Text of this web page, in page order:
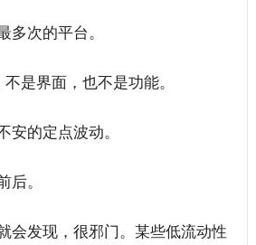
多次的平台。
是界面，也不是功能。
安的定点波动。
。
会发现，很邪门。某些低流动性